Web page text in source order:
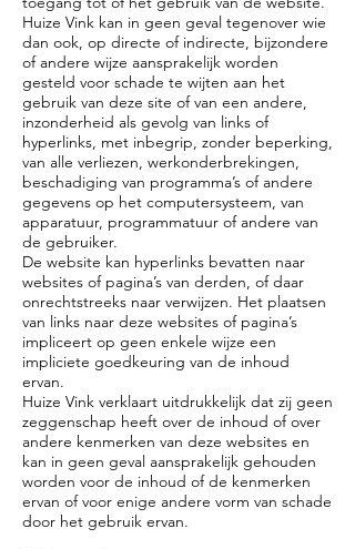
Huize Vink kan in geen geval tegenover wie
dan ook, op directe of indirecte, bijzondere
of andere wijze aansprakelijk worden
gesteld voor schade te wijten aan het
gebruik van deze site of van een andere,
inzonderheid als gevolg van links of
hyperlinks, met inbegrip, zonder beperking,
van alle verliezen, werkonderbrekingen,
beschadiging van programma’s of andere
gegevens op het computersysteem, van
apparatuur, programmatuur of andere van
de gebruiker.
De website kan hyperlinks bevatten naar
websites of pagina’s van derden, of daar
onrechtstreeks naar verwijzen. Het plaatsen
van links naar deze websites of pagina’s
impliceert op geen enkele wijze een
impliciete goedkeuring van de inhoud
ervan.
Huize Vink verklaart uitdrukkelijk dat zij geen
zeggenschap heeft over de inhoud of over
andere kenmerken van deze websites en
kan in geen geval aansprakelijk gehouden
worden voor de inhoud of de kenmerken
ervan of voor enige andere vorm van schade
door het gebruik ervan.